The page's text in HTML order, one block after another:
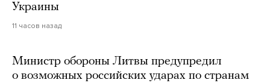
Украины
11 часов назад
Министр обороны Литвы предупредил
о возможных российских ударах по странам